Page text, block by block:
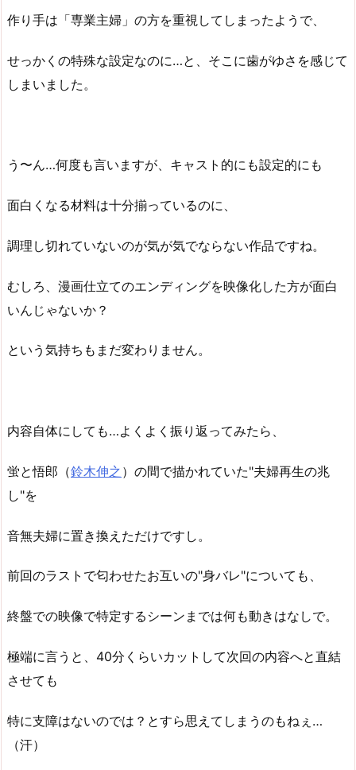
作り手は「専業主婦」の方を重視してしまったようで、
せっかくの特殊な設定なのに…と、そこに歯がゆさを感じて
しまいました。
う〜ん…何度も言いますが、キャスト的にも設定的にも
面白くなる材料は十分揃っているのに、
調理し切れていないのが気が気でならない作品ですね。
むしろ、漫画仕立てのエンディングを映像化した方が面白
いんじゃないか？
という気持ちもまだ変わりません。
内容自体にしても…よくよく振り返ってみたら、
蛍と悟郎（鈴木伸之 ）の間で描かれていた"夫婦再生の兆
し"を
音無夫婦に置き換えただけですし。
前回のラストで匂わせたお互いの"身バレ"についても、
終盤での映像で特定するシーンまでは何も動きはなしで。
極端に言うと、40分くらいカットして次回の内容へと直結
させても
特に支障はないのでは？とすら思えてしまうのもねぇ…
（汗）